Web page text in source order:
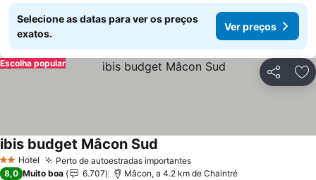
Selecione as datas para ver os preços
exatos.
Ver preços
Partilhar
Escolha popular
2 Estrelas
Hotel Perto de autoestradas importantes
ibis budget Mâcon Sud
8,0 Muito boa 6.707 Mâcon, a 4.2 km de Chaintré